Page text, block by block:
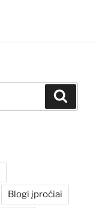
Blogi įpročiai